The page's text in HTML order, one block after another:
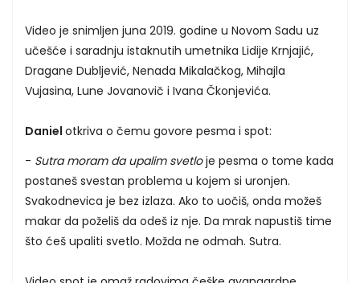
Video je snimljen juna 2019. godine u Novom Sadu uz
učešće i saradnju istaknutih umetnika Lidije Krnjajić,
Dragane Dubljević, Nenada Mikalačkog, Mihajla
Vujasina, Lune Jovanovič i Ivana Čkonjevića.
Daniel otkriva o čemu govore pesma i spot:
- Sutra moram da upalim svetloje pesma o tome kada
postaneš svestan problema u kojem si uronjen.
Svakodnevica je bez izlaza. Ako to uočiš, onda možeš
makar da poželiš da odeš iz nje. Da mrak napustiš time
što ćeš upaliti svetlo. Možda ne odmah. Sutra.